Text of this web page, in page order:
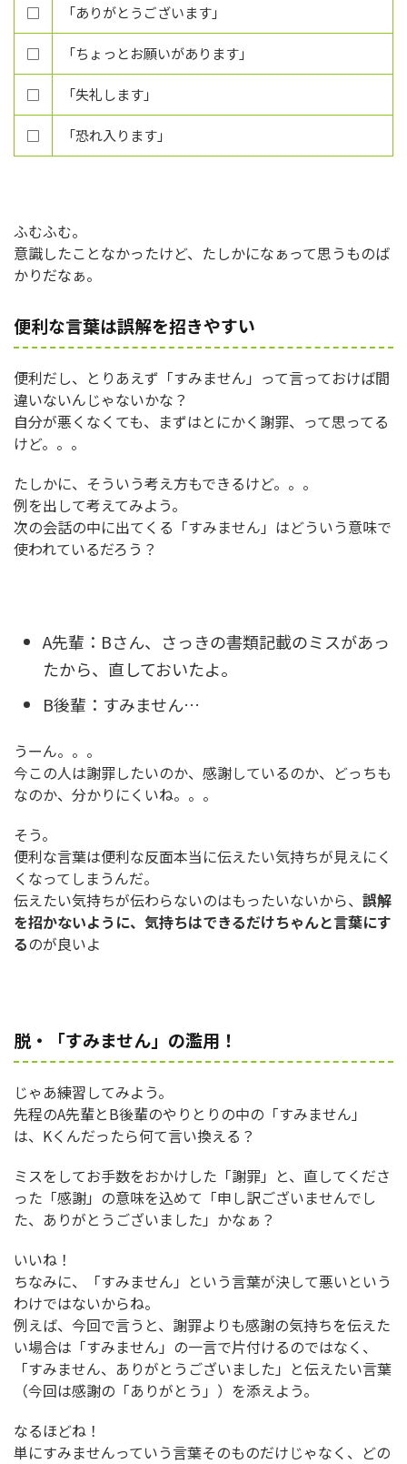
□ 「ありがとうございます」
□ 「ちょっとお願いがあります」
□ 「失礼します」
□ 「恐れ入ります」
ふむふむ。
意識したことなかったけど、たしかになぁって思うものば
かりだなぁ。
便利な言葉は誤解を招きやすい
便利だし、とりあえず「すみません」って言っておけば間
違いないんじゃないかな？
自分が悪くなくても、まずはとにかく謝罪、って思ってる
けど。。。
たしかに、そういう考え方もできるけど。。。
例を出して考えてみよう。
次の会話の中に出てくる「すみません」はどういう意味で
使われているだろう？
A先輩：Bさん、さっきの書類記載のミスがあっ
たから、直しておいたよ。
B後輩：すみません…
うーん。。。
今この人は謝罪したいのか、感謝しているのか、どっちも
なのか、分かりにくいね。。。
そう。
便利な言葉は便利な反面本当に伝えたい気持ちが見えにく
くなってしまうんだ。
伝えたい気持ちが伝わらないのはもったいないから、 誤解
を招かないように、気持ちはできるだけちゃんと言葉にす
るのが良いよ
脱・「すみません」の濫用！
じゃあ練習してみよう。
先程のA先輩とB後輩のやりとりの中の「すみません」
は、Kくんだったら何て言い換える？
ミスをしてお手数をおかけした「謝罪」と、直してくださ
った「感謝」の意味を込めて「申し訳ございませんでし
た、ありがとうございました」かなぁ？
いいね！
ちなみに、「すみません」という言葉が決して悪いという
わけではないからね。
例えば、今回で言うと、謝罪よりも感謝の気持ちを伝えた
い場合は「すみません」の一言で片付けるのではなく、
「すみません、ありがとうございました」と伝えたい言葉
（今回は感謝の「ありがとう」）を添えよう。
なるほどね！
単にすみませんっていう言葉そのものだけじゃなく、どの